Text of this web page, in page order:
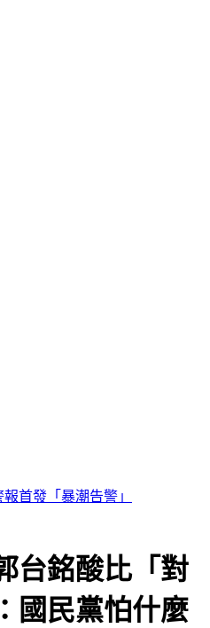
太炸 全場齊喊Chk Chk Boom
台銘酸比「對
國民黨怕什麼